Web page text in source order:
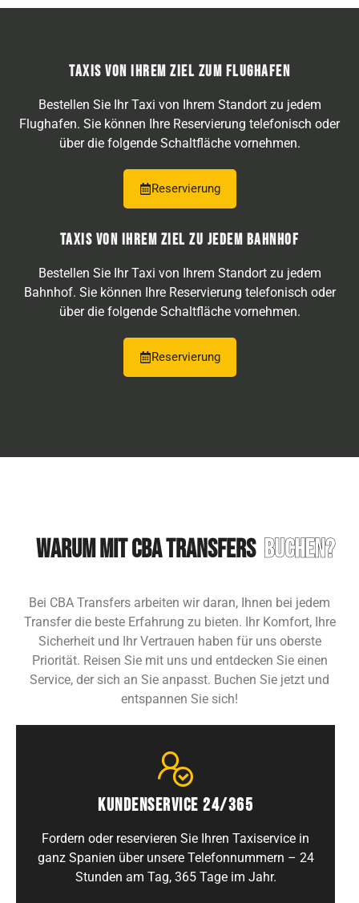
TAXIS VON IHREM ZIEL ZUM FLUGHAFEN
Bestellen Sie Ihr Taxi von Ihrem Standort zu jedem
Flughafen. Sie können Ihre Reservierung telefonisch oder
über die folgende Schaltfläche vornehmen.
Reservierung
TAXIS VON IHREM ZIEL ZU JEDEM BAHNHOF
Bestellen Sie Ihr Taxi von Ihrem Standort zu jedem
Bahnhof. Sie können Ihre Reservierung telefonisch oder
über die folgende Schaltfläche vornehmen.
Reservierung
WARUM MIT CBA TRANSFERS BUCHEN?
Bei CBA Transfers arbeiten wir daran, Ihnen bei jedem
Transfer die beste Erfahrung zu bieten. Ihr Komfort, Ihre
Sicherheit und Ihr Vertrauen haben für uns oberste
Priorität. Reisen Sie mit uns und entdecken Sie einen
Service, der sich an Sie anpasst. Buchen Sie jetzt und
entspannen Sie sich!
KUNDENSERVICE 24/365
Fordern oder reservieren Sie Ihren Taxiservice in
ganz Spanien über unsere Telefonnummern – 24
Stunden am Tag, 365 Tage im Jahr.